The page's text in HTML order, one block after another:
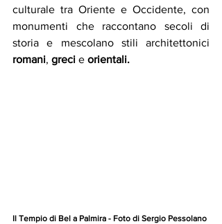
culturale tra Oriente e Occidente, con
monumenti che raccontano secoli di
romani, greci e orientali.
Il Tempio di Bel a Palmira - Foto di Sergio Pessolano